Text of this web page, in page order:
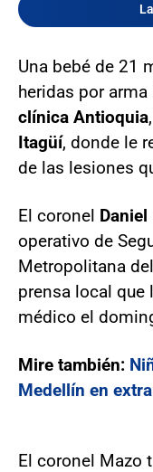
Una bebé de 21
heridas por
clínica Antioquia
Itagüí, donde le
de las lesiones
El coronel
operativo de
Metropolitana
prensa local que
médico el
Mire también:
Medellín en
El coronel Mazo